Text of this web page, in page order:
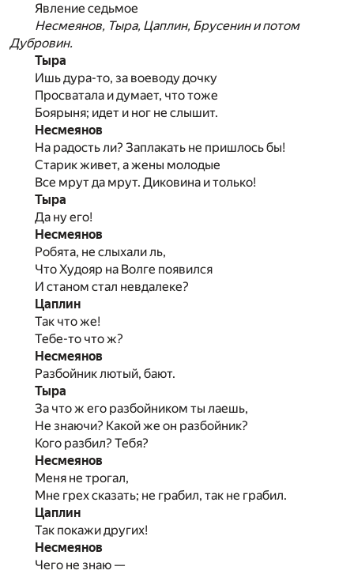
Явление седьмое
Несмеянов, Тыра, Цаплин, Брусенин и потом
Дубровин.
Тыра
Ишь дура-то, за воеводу дочку
Просватала и думает, что тоже
Боярыня; идет и ног не слышит.
Несмеянов
На радость ли? Заплакать не пришлось бы!
Старик живет, а жены молодые
Все мрут да мрут. Диковина и только!
Тыра
Да ну его!
Несмеянов
Робята, не слыхали ль,
Что Худояр на Волге появился
И станом стал невдалеке?
Цаплин
Так что же!
Тебе-то что ж?
Несмеянов
Разбойник лютый, бают.
Тыра
За что ж его разбойником ты лаешь,
Не знаючи? Какой же он разбойник?
Кого разбил? Тебя?
Несмеянов
Меня не трогал,
Мне грех сказать; не грабил, так не грабил.
Цаплин
Так покажи других!
Несмеянов
Чего не знаю —